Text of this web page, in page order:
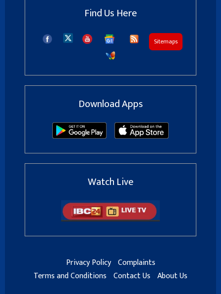
Find Us Here
Sitemaps
Download Apps
Watch Live
Privacy Policy Complaints
Terms and Conditions Contact Us About Us